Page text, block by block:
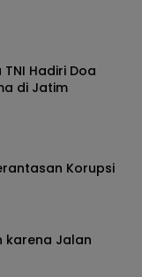
Hadiri Doa
di Jatim
Korupsi
karena Jalan